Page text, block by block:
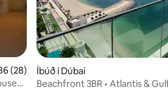
af 5 í meðaleinkunn, 28 umsagnir
(28)
Íbúð í Dúbaí
Beachfront 3BR • Atlantis &